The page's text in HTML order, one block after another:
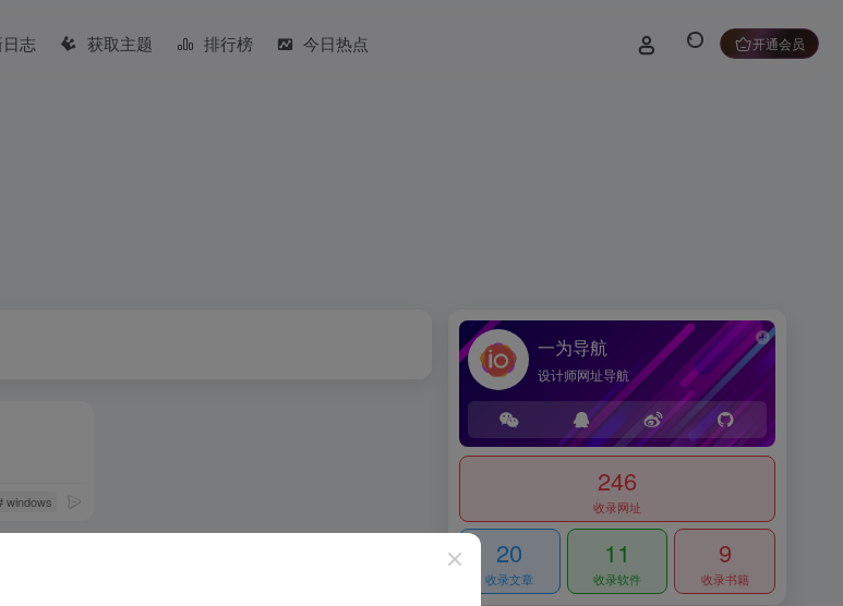
志 获取主题 排行榜 今日热点 开通会员
windows
一为导航
设计师网址导航
246
收录网址
20
收录文章
11
收录软件
9
收录书籍